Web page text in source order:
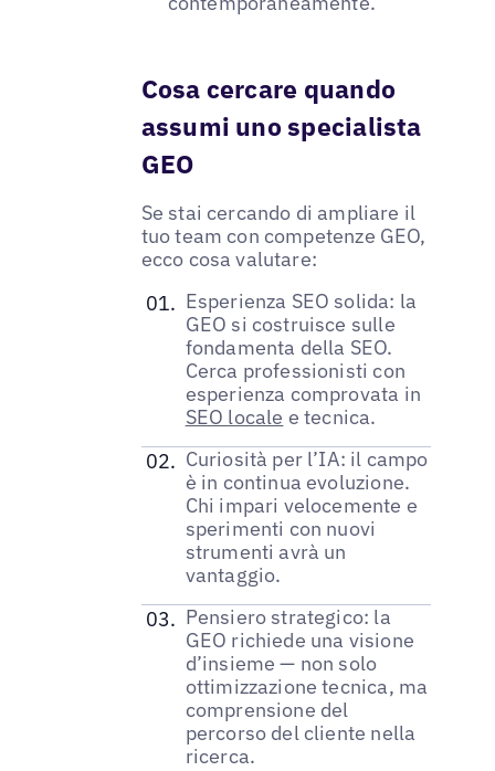
Cosa cercare quando
assumi uno specialista
GEO
Se stai cercando di ampliare il
tuo team con competenze GEO,
ecco cosa valutare:
Esperienza SEO solida: la
GEO si costruisce sulle
fondamenta della SEO.
Cerca professionisti con
esperienza comprovata in
SEO locale e tecnica.
Curiosità per l’IA: il campo
è in continua evoluzione.
Chi impari velocemente e
sperimenti con nuovi
strumenti avrà un
vantaggio.
Pensiero strategico: la
GEO richiede una visione
d’insieme — non solo
ottimizzazione tecnica, ma
comprensione del
percorso del cliente nella
ricerca.